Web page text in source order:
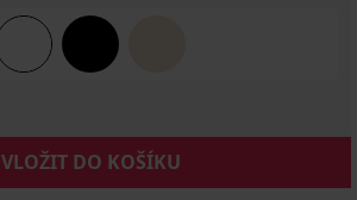
VLOŽIT DO KOŠÍKU